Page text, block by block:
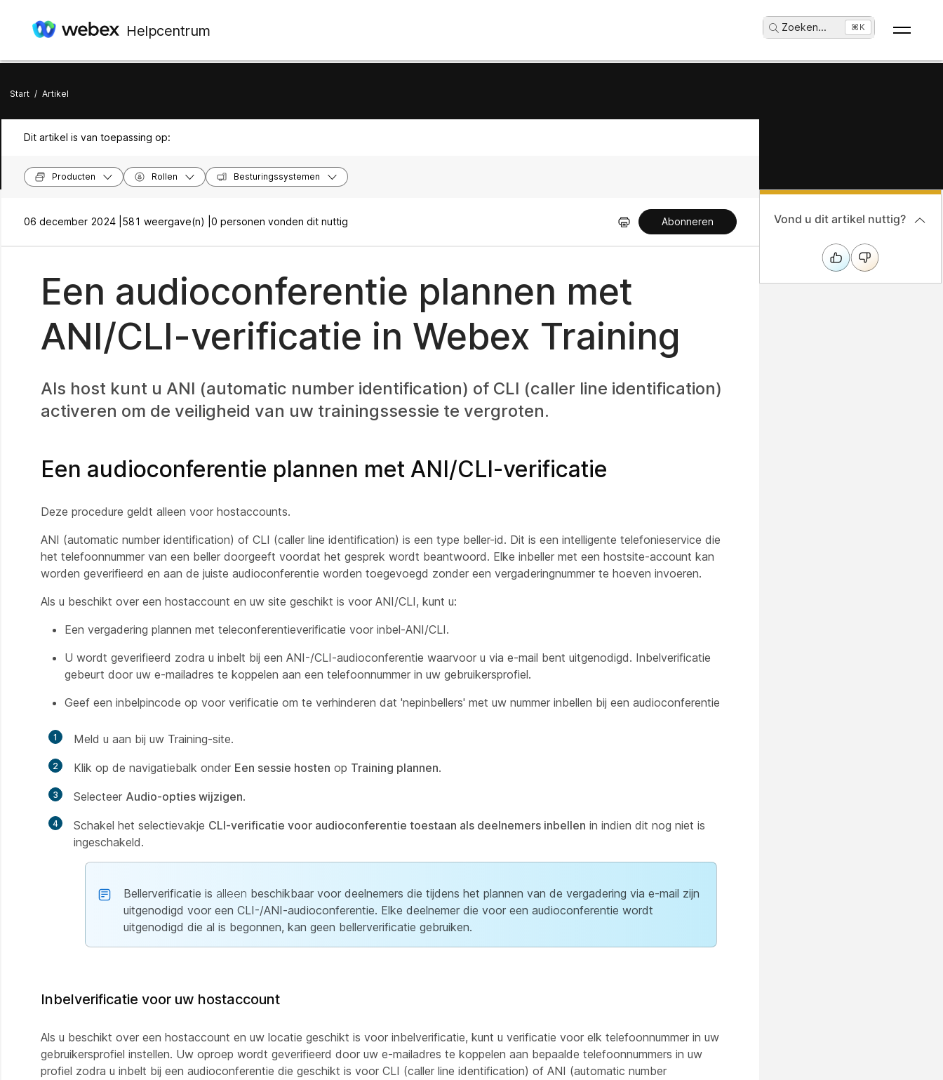
Helpcentrum Zoeken... ⌘K
Start / Artikel
Dit artikel is van toepassing op:
Producten Rollen Besturingssystemen
06 december 2024 | 581 weergave(n) | 0 personen vonden dit nuttig Abonneren
Een audioconferentie plannen met
ANI/CLI-verificatie in Webex Training
Als host kunt u ANI (automatic number identification) of CLI (caller line identification)
activeren om de veiligheid van uw trainingssessie te vergroten.
Een audioconferentie plannen met ANI/CLI-verificatie
Deze procedure geldt alleen voor hostaccounts.
ANI (automatic number identification) of CLI (caller line identification) is een type beller-id. Dit is een intelligente telefonieservice die
het telefoonnummer van een beller doorgeeft voordat het gesprek wordt beantwoord. Elke inbeller met een hostsite-account kan
worden geverifieerd en aan de juiste audioconferentie worden toegevoegd zonder een vergaderingnummer te hoeven invoeren.
Als u beschikt over een hostaccount en uw site geschikt is voor ANI/CLI, kunt u:
Een vergadering plannen met teleconferentieverificatie voor inbel-ANI/CLI.
U wordt geverifieerd zodra u inbelt bij een ANI-/CLI-audioconferentie waarvoor u via e-mail bent uitgenodigd. Inbelverificatie
gebeurt door uw e-mailadres te koppelen aan een telefoonnummer in uw gebruikersprofiel.
Geef een inbelpincode op voor verificatie om te verhinderen dat 'nepinbellers' met uw nummer inbellen bij een audioconferentie
1 Meld u aan bij uw Training-site.
2 Klik op de navigatiebalk onder Een sessie hosten op Training plannen.
3 Selecteer Audio-opties wijzigen.
4 Schakel het selectievakje CLI-verificatie voor audioconferentie toestaan als deelnemers inbellen in indien dit nog niet is
ingeschakeld.
Bellerverificatie is alleen beschikbaar voor deelnemers die tijdens het plannen van de vergadering via e-mail zijn
uitgenodigd voor een CLI-/ANI-audioconferentie. Elke deelnemer die voor een audioconferentie wordt
uitgenodigd die al is begonnen, kan geen bellerverificatie gebruiken.
Inbelverificatie voor uw hostaccount
Als u beschikt over een hostaccount en uw locatie geschikt is voor inbelverificatie, kunt u verificatie voor elk telefoonnummer in uw
gebruikersprofiel instellen. Uw oproep wordt geverifieerd door uw e-mailadres te koppelen aan bepaalde telefoonnummers in uw
profiel zodra u inbelt bij een audioconferentie die geschikt is voor CLI (caller line identification) of ANI (automatic number
Vond u dit artikel nuttig?